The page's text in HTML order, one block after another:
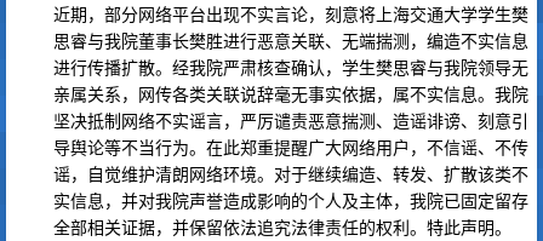
近期，部分网络平台出现不实言论，刻意将上海交通大学学生樊
思睿与我院董事长樊胜进行恶意关联、无端揣测，编造不实信息
进行传播扩散。经我院严肃核查确认，学生樊思睿与我院领导无
亲属关系，网传各类关联说辞毫无事实依据，属不实信息。我院
坚决抵制网络不实谣言，严厉谴责恶意揣测、造谣诽谤、刻意引
导舆论等不当行为。在此郑重提醒广大网络用户，不信谣、不传
谣，自觉维护清朗网络环境。对于继续编造、转发、扩散该类不
实信息，并对我院声誉造成影响的个人及主体，我院已固定留存
全部相关证据，并保留依法追究法律责任的权利。特此声明。